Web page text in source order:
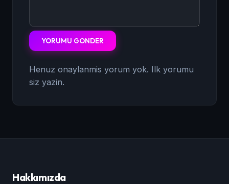
YORUMU GONDER
Henuz onaylanmis yorum yok. Ilk yorumu
siz yazin.
Hakkımızda